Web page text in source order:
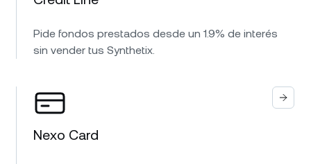
Pide fondos prestados desde un 1.9% de interés
sin vender tus Synthetix.
Nexo Card